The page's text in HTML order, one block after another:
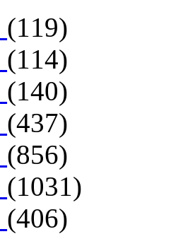
(119)
(114)
(140)
(437)
(856)
(1031)
(406)